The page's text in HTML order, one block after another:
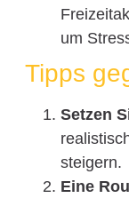
um
Tipps
Setzen
steigern.
Eine